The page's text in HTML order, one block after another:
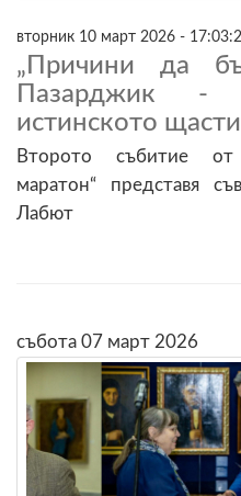
вторник 10 март 2026 -
„Причини да
Пазарджик
истинското
Второто събитие от
маратон“ представя
Лабют
събота 07 март 2026